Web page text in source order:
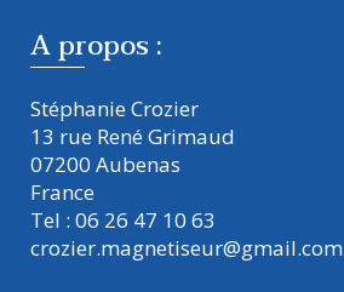
A propos :
Stéphanie Crozier
13 rue René Grimaud
07200 Aubenas
France
Tel : 06 26 47 10 63
crozier.magnetiseur@gmail.com